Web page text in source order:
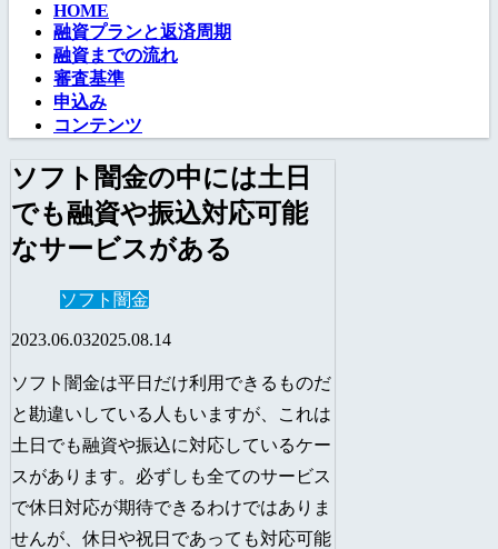
HOME
融資プランと返済周期
融資までの流れ
審査基準
申込み
コンテンツ
ソフト闇金の中には土日
でも融資や振込対応可能
なサービスがある
ソフト闇金
2023.06.032025.08.14
ソフト闇金は平日だけ利用できるものだ
と勘違いしている人もいますが、これは
土日でも融資や振込に対応しているケー
スがあります。必ずしも全てのサービス
で休日対応が期待できるわけではありま
せんが、休日や祝日であっても対応可能